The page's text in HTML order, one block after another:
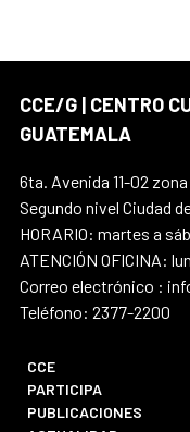
CCE/G | CENTRO
GUATEMALA
6ta. Avenida 11-02
Segundo nivel Ciudad
HORARIO: martes a
ATENCIÓN OFICINA:
Correo electrónico :
Teléfono: 2377-2200
CCE
PARTICIPA
PUBLICACIONES